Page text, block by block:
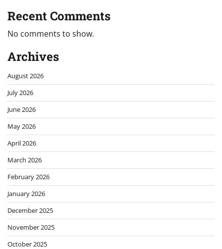
Recent Comments
No comments to show.
Archives
August 2026
July 2026
June 2026
May 2026
April 2026
March 2026
February 2026
January 2026
December 2025
November 2025
October 2025